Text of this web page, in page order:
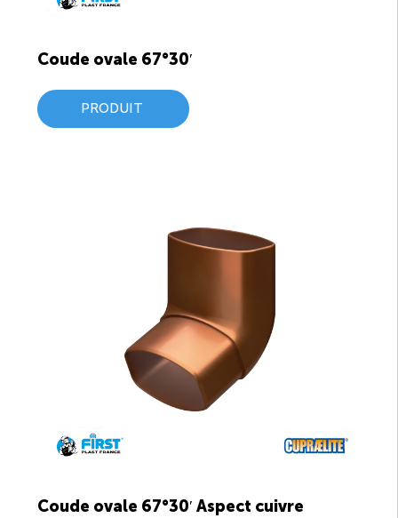
Coude ovale 67°30′
PRODUIT
Coude ovale 67°30′ Aspect cuivre